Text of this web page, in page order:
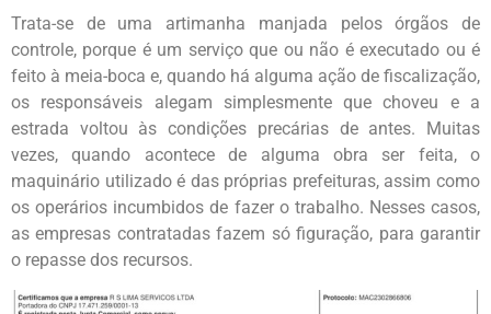
Trata-se de uma artimanha manjada pelos órgãos de
controle, porque é um serviço que ou não é executado ou é
feito à meia-boca e, quando há alguma ação de fiscalização,
os responsáveis alegam simplesmente que choveu e a
estrada voltou às condições precárias de antes. Muitas
vezes, quando acontece de alguma obra ser feita, o
maquinário utilizado é das próprias prefeituras, assim como
os operários incumbidos de fazer o trabalho. Nesses casos,
as empresas contratadas fazem só figuração, para garantir
o repasse dos recursos.